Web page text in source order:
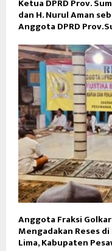
Ketua DPRD Prov.
dan H. Nurul Aman
Anggota DPRD
Anggota Fraksi
Mengadakan Reses
Lima, Kabupaten